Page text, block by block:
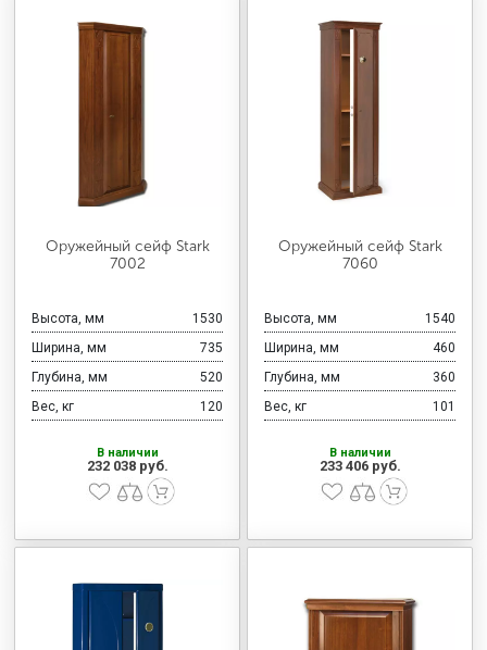
Оружейный сейф Stark
7002
Высота, мм
1530
Ширина, мм
735
Глубина, мм
520
Вес, кг
120
В наличии
232 038 руб.
Оружейный сейф Stark
7060
Высота, мм
1540
Ширина, мм
460
Глубина, мм
360
Вес, кг
101
В наличии
233 406 руб.